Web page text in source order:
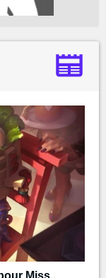
Miss